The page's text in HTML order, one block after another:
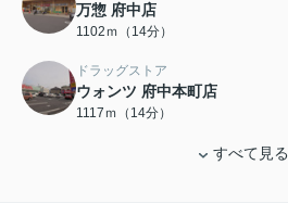
万惣 府中店
1102ｍ（14分）
ドラッグストア
ウォンツ 府中本町店
1117ｍ（14分）
すべて見る